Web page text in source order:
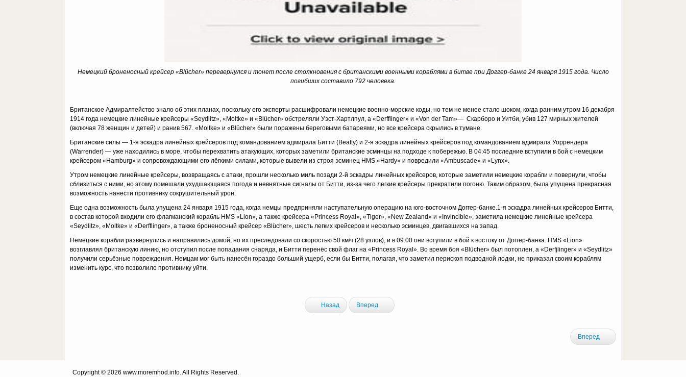
Немецкий броненосный крейсер «Blücher» перевернулся и тонет после столкновения с британскими военными кораблями в битве при Доггер-банке 24 января 1915 года. Число
погибших составило 792 человека.
Британское Адмиралтейство знало об этих планах, поскольку его эксперты расшифровали немецкие военно-морские коды, но тем не менее стало шоком, когда ранним утром 16 декабря
1914 года немецкие линейные крейсеры «Seydlitz», «Moltke» и «Blücher» обстреляли Уэст-Хартлпул, а «Derfflinger» и «Von der Tam»— Скарборо и Уитби, убив 127 мирных жителей
(включая 78 женщин и детей) и ранив 567. «Moltke» и «Blücher» были поражены береговыми батареями, но все крейсера скрылись в тумане.
Британские силы — 1-я эскадра линейных крейсеров под командованием адмирала Битти (Beatty) и 2-я эскадра линейных крейсеров под командованием адмирала Уоррендера
(Warrender) — уже находились в море, чтобы перехватить атакующих, которых заметили британские эсминцы на подходе к побережью. В 04:45 последние вступили в бой с немецким
крейсером «Hamburg» и сопровождающими его лёгкими силами, которые вывели из строя эсминец HMS «Hardy» и повредили «Ambuscade» и «Lynx».
Утром немецкие линейные крейсеры, возвращаясь с атаки, прошли несколько миль позади 2-й эскадры линейных крейсеров, которые заметили немецкие корабли и повернули, чтобы
сблизиться с ними, но этому помешали ухудшающаяся погода и невнятные сигналы от Битти, из-за чего легкие крейсеры прекратили погоню. Таким образом, была упущена прекрасная
возможность нанести противнику сокрушительный урон.
Еще одна возможность была упущена 24 января 1915 года, когда немцы предприняли наступательную операцию на юго-восточном Доггер-банке.1-я эскадра линейных крейсеров Битти,
в состав которой входили его флагманский корабль HMS «Lion», а также крейсера «Princess Royal», «Tiger», «New Zealand» и «Invincible», заметила немецкие линейные крейсера
«Seydlitz», «Moltke» и «Derfflinger», а также броненосный крейсер «Blücher», шесть легких крейсеров и несколько эсминцев, двигавшихся на запад.
Немецкие корабли развернулись и направились домой, но их преследовали со скоростью 50 км/ч (28 узлов), и в 09:00 они вступили в бой к востоку от Доггер-банка. HMS «Lion»
возглавлял британскую линию, но отступил после попадания снаряда, и Битти перенёс свой флаг на «Princess Royal». Во время боя «Blücher» был потоплен, а «Derfjlinger» и «Seydlitz»
получили серьёзные повреждения. Немцам мог быть нанесён гораздо больший ущерб, если бы Битти, полагая, что заметил перископ подводной лодки, не приказал своим кораблям
изменить курс, что позволило противнику уйти.
Назад Вперед
Вперед
Copyright © 2026 www.moremhod.info. All Rights Reserved.